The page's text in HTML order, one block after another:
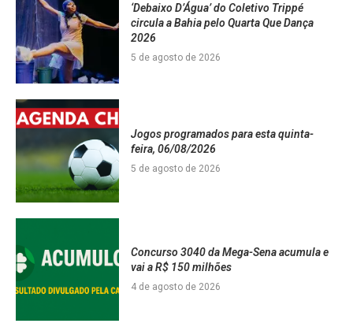
‘Debaixo D’Água’ do Coletivo Trippé
circula a Bahia pelo Quarta Que Dança
2026
5 de agosto de 2026
Jogos programados para esta quinta-
feira, 06/08/2026
5 de agosto de 2026
Concurso 3040 da Mega-Sena acumula e
vai a R$ 150 milhões
4 de agosto de 2026